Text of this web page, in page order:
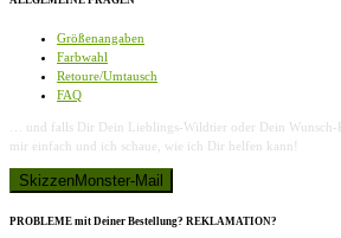
Größenangaben
Farbwahl
Retoure/Umtausch
FAQ
… und falls Dir Dein Lieblings-Wildtier oder Dein
mir einfach und ich schaue, wie ich Dir helfen kann!
PROBLEME mit Deiner Bestellung? REKLAMATION?